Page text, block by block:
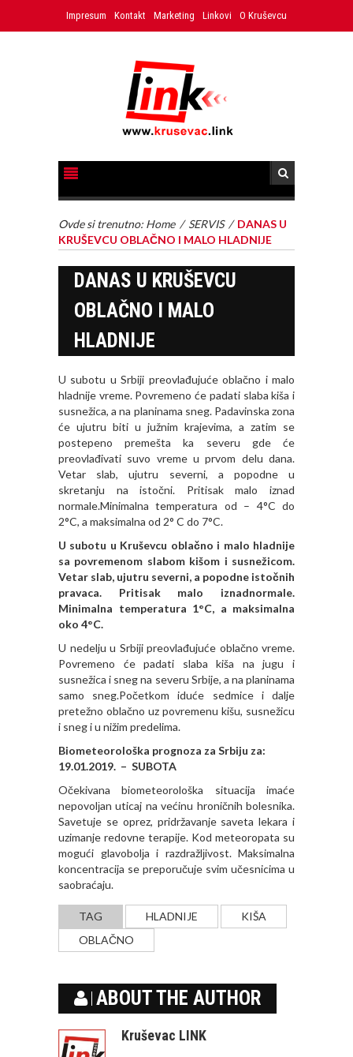
Impresum Kontakt Marketing Linkovi O Kruševcu
Ovde si trenutno: Home / SERVIS / DANAS U
KRUŠEVCU OBLAČNO I MALO HLADNIJE
DANAS U KRUŠEVCU
OBLAČNO I MALO
HLADNIJE
U subotu u Srbiji preovlađujuće oblačno i malo
hladnije vreme. Povremeno će padati slaba kiša i
susnežica, a na planinama sneg. Padavinska zona
će ujutru biti u južnim krajevima, a zatim se
postepeno premešta ka severu gde će
preovlađivati suvo vreme u prvom delu dana.
Vetar slab, ujutru severni, a popodne u
skretanju na istočni. Pritisak malo iznad
normale.Minimalna temperatura od – 4°C do
2°C, a maksimalna od 2° C do 7°C.
U subotu u Kruševcu oblačno i malo hladnije
sa povremenom slabom kišom i susnežicom.
Vetar slab, ujutru severni, a popodne istočnih
pravaca. Pritisak malo iznadnormale.
Minimalna temperatura 1°C, a maksimalna
oko 4°C.
U nedelju u Srbiji preovlađujuće oblačno vreme.
Povremeno će padati slaba kiša na jugu i
susnežica i sneg na severu Srbije, a na planinama
samo sneg.Početkom iduće sedmice i dalje
pretežno oblačno uz povremenu kišu, susnežicu
i sneg i u nižim predelima.
Biometeorološka prognoza za Srbiju za:
19.01.2019. – SUBOTA
Očekivana biometeorološka situacija imaće
nepovolјan uticaj na većinu hroničnih bolesnika.
Savetuje se oprez, pridržavanje saveta lekara i
uzimanje redovne terapije. Kod meteoropata su
mogući glavobolјa i razdražlјivost. Maksimalna
koncentracija se preporučuje svim učesnicima u
saobraćaju.
TAG HLADNIJE
KIŠA
OBLAČNO
ABOUT THE AUTHOR
Kruševac LINK